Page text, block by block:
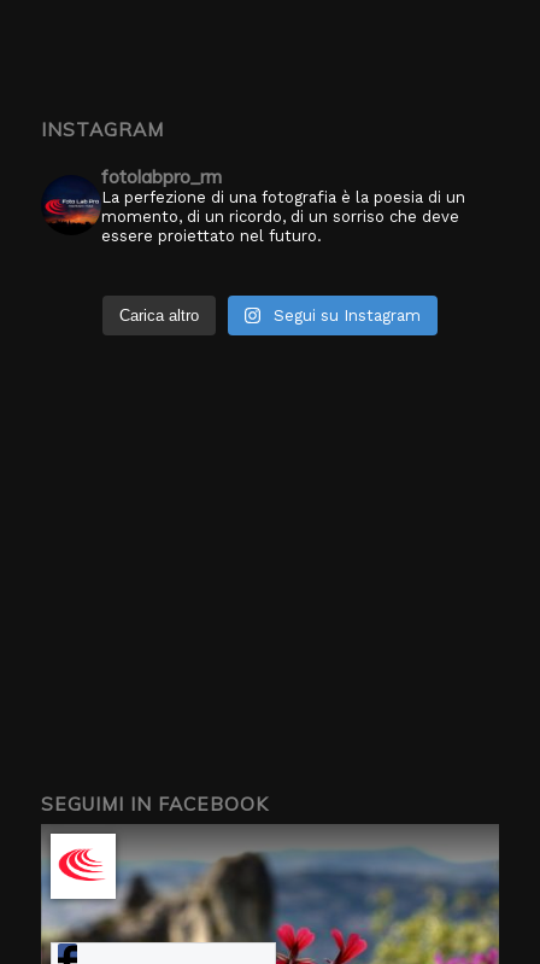
INSTAGRAM
fotolabpro_rm
La perfezione di una fotografia è la poesia di un
momento, di un ricordo, di un sorriso che deve
essere proiettato nel futuro.
Carica altro Segui su Instagram
SEGUIMI IN FACEBOOK